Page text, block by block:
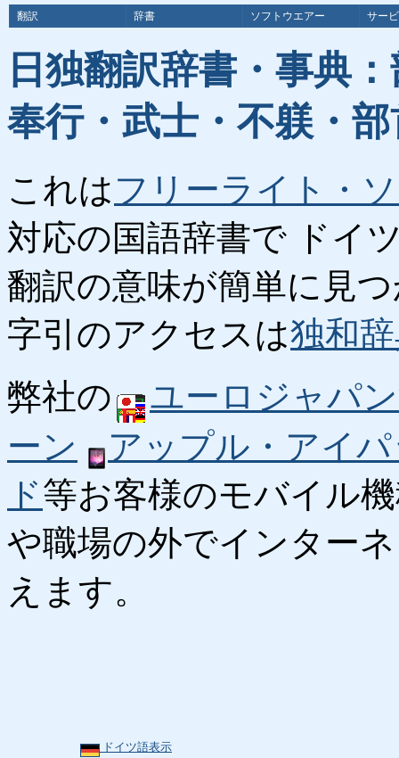
翻訳 辞書 ソフトウエアー サー
日独翻訳辞書・事典
奉行・武士・不躾・
これはフリーライト・
対応の国語辞書で ドイ
翻訳の意味が簡単に見
字引のアクセスは独和
弊社の
ユーロジャパ
ーン
アップル・アイ
ド等お客様のモバイル
や職場の外でインター
えます。
ドイツ語表示